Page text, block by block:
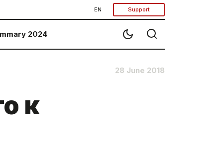
EN Support
2024
28 June 2018
к